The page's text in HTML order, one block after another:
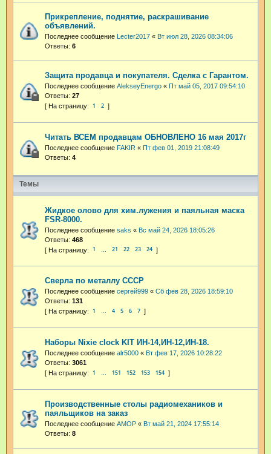
Прикрепление, поднятие, раскрашивание
объявлений.
Последнее сообщение Lecter2017 « Вт июл 28, 2026 08:34:06
Ответы: 6
Защита продавца и покупателя. Сделка с Гарантом.
Последнее сообщение AlekseyEnergo « Пт май 05, 2017 09:54:10
Ответы: 27
1 2
Читать ВСЕМ продавцам ОБНОВЛЕНО 16 мая 2017г
Последнее сообщение FAKIR « Пт фев 01, 2019 21:08:49
Ответы: 4
Темы
Жидкое олово для хим.лужения и паяльная маска
FSR-8000.
Последнее сообщение saks « Вс май 24, 2026 18:05:26
Ответы: 468
1 21 22 23 24
Сверла по металлу СССР
Последнее сообщение сергей999 « Сб фев 28, 2026 18:59:10
Ответы: 131
1 … 4 5 6 7
Наборы Nixie clock KIT ИН-14,ИН-12,ИН-18.
Последнее сообщение alr5000 « Вт фев 17, 2026 10:28:22
Ответы: 3061
1 … 151 152 153 154
Производственные столы радиомехаников и
паяльщиков на заказ
Последнее сообщение АМОР « Вт май 21, 2024 17:55:14
Ответы: 8